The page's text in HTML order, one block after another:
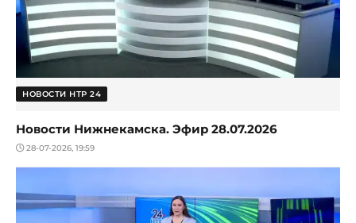
НОВОСТИ НТР 24
Новости Нижнекамска. Эфир 28.07.2026
28-07-2026, 19:59